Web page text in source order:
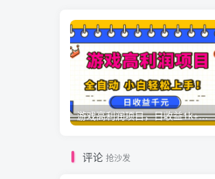
游戏高利润项目，日收益1k+，全自动，无需值守，解放双手，小白轻松上手【揭秘】
评论 抢沙发